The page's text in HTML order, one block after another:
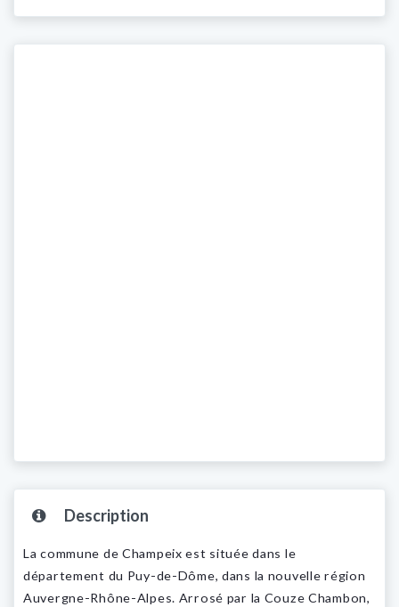
Description
La commune de Champeix est située dans le
département du Puy-de-Dôme, dans la nouvelle région
Auvergne-Rhône-Alpes. Arrosé par la Couze Chambon,